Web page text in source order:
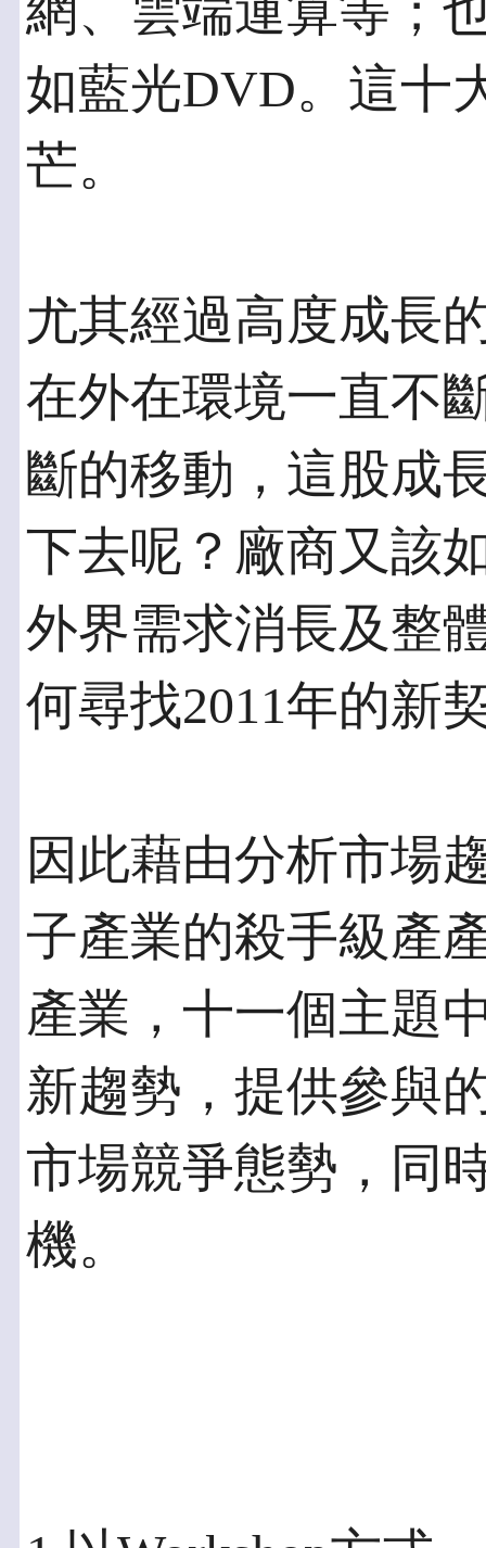
網、雲端運算等；
如藍光DVD。這十
芒。
尤其經過高度成長
在外在環境一直不
斷的移動，這股成
下去呢？廠商又該
外界需求消長及整
何尋找2011年的新
因此藉由分析市場
子產業的殺手級產
產業，十一個主題
新趨勢，提供參與
市場競爭態勢，同
機。